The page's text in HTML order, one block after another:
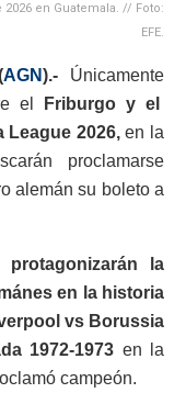
en Guatemala. // Foto:
EFE.
AGN).- Únicamente
el
Friburgo y el
League 2026,en la
proclamarse
alemán su boleto a
la
en la historia
vs Borussia
1972-1973 en la
campeón.